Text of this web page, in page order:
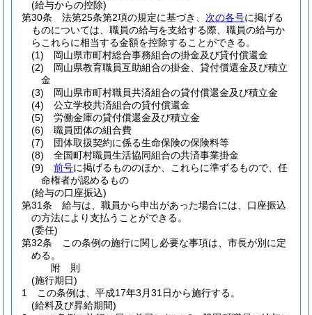
(給与からの控除)
第30条
法第25条第2項の規定に基づき、 次の各号に掲げる
ものについては、職員の給与を支給する際、職員の給与か
らこれらに相当する金額を控除することができる。
(1)
岡山県市町村総合事務組合の掛金及び貸付償還金
(2)
岡山県教育職員互助組合の掛金、貸付償還金及び積立
金
(3)
岡山県市町村職員共済組合の貸付償還金及び積立金
(4)
公立学校共済組合の貸付償還金
(5)
労働金庫の貸付償還金及び積立金
(6)
職員団体の組合費
(7)
団体取扱契約に係る生命保険の保険料等
(8)
全国町村職員生活協同組合の共済事業掛金
(9)
前号に掲げるもののほか、これらに準ずるもので、任
命権者が認めるもの
(給与の口座振込)
第31条
給与は、職員から申出があった場合には、口座振込
の方法により支払うことができる。
(委任)
第32条
この条例の施行に関し必要な事項は、市長が別に定
める。
附 則
(施行期日)
1
この条例は、平成17年3月31日から施行する。
(給料及び昇給期間)